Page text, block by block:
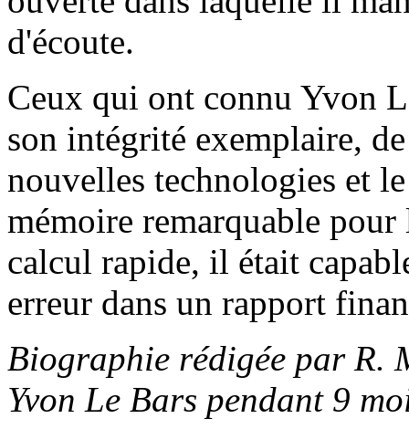
d'écoute.
Ceux qui ont connu Yvon
son intégrité exemplaire,
nouvelles technologies et
mémoire remarquable pour
calcul rapide, il était
erreur dans un rapport
Biographie rédigée par R.
Yvon Le Bars pendant 9